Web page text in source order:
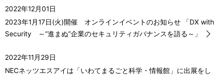
2022年12月01日
2023年1月17日(火)開催 オンラインイベントのお知らせ 「DX with
Security ～”進まぬ”企業のセキュリティガバナンスを語る～」
2022年11月29日
NECネッツエスアイは「いわてまるごと科学・情報館」に出展をし